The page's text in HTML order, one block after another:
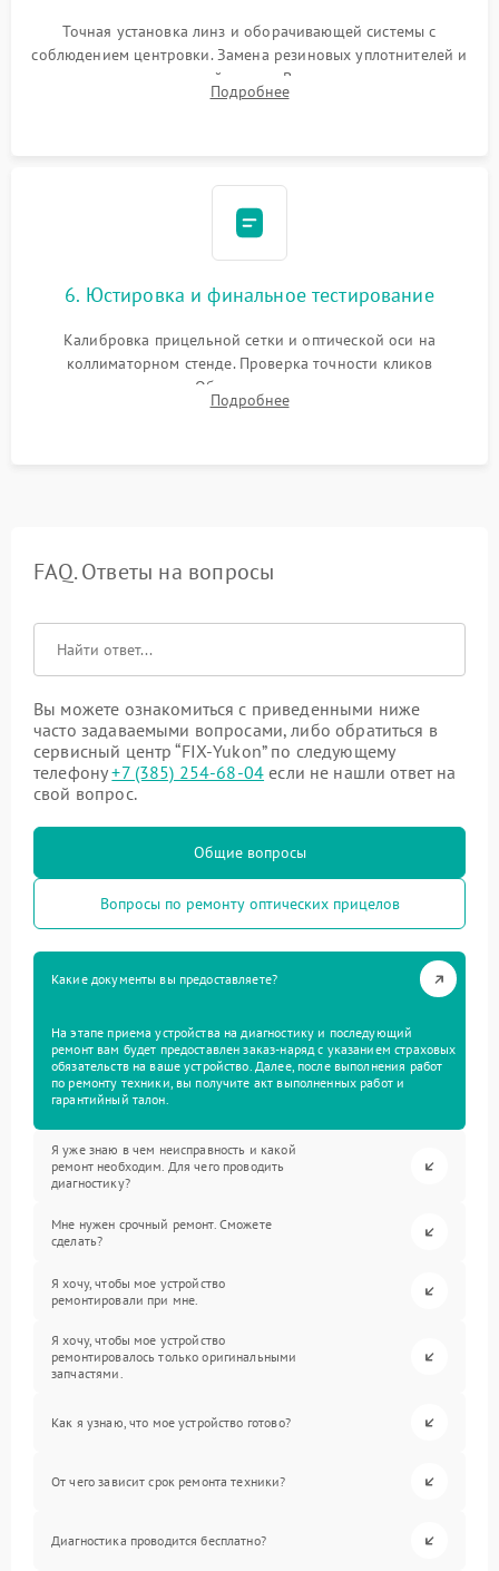
Точная установка линз и оборачивающей системы с
соблюдением центровки. Замена резиновых уплотнителей и
нанесение влагозащитной смазки. Вакуумирование корпуса
и заполнение его осушенным азотом или аргоном для
Подробнее
6. Юстировка и финальное тестирование
Калибровка прицельной сетки и оптической оси на
коллиматорном стенде. Проверка точности кликов
механизма поправок. Обязательное испытание прицела на
ударном стенде для проверки устойчивости к отдаче и
Подробнее
FAQ. Ответы на вопросы
Вы можете ознакомиться с приведенными ниже
часто задаваемыми вопросами, либо обратиться в
сервисный центр “FIX-Yukon” по следующему
телефону+7 (385) 254-68-04 если не нашли ответ на
свой вопрос.
Общие вопросы
Вопросы по ремонту оптических прицелов
Какие документы вы предоставляете?
На этапе приема устройства на диагностику и последующий
ремонт вам будет предоставлен заказ-наряд с указанием страховых
обязательств на ваше устройство. Далее, после выполнения работ
по ремонту техники, вы получите акт выполненных работ и
гарантийный талон.
Я уже знаю в чем неисправность и какой
ремонт необходим. Для чего проводить
диагностику?
Мне нужен срочный ремонт. Сможете
сделать?
Я хочу, чтобы мое устройство
ремонтировали при мне.
Я хочу, чтобы мое устройство
ремонтировалось только оригинальными
запчастями.
Как я узнаю, что мое устройство готово?
От чего зависит срок ремонта техники?
Диагностика проводится бесплатно?